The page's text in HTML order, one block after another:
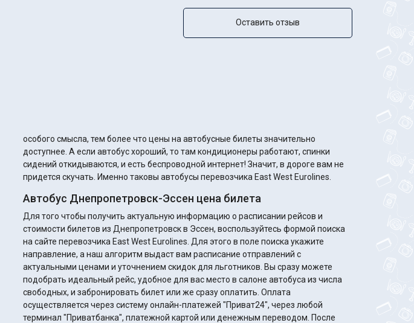
Оставить отзыв
особого смысла, тем более что цены на автобусные билеты значительно
доступнее. А если автобус хороший, то там кондиционеры работают, спинки
сидений откидываются, и есть беспроводной интернет! Значит, в дороге вам не
придется скучать. Именно таковы автобусы перевозчика East West Eurolines.
Автобус Днепропетровск-Эссен цена билета
Для того чтобы получить актуальную информацию о расписании рейсов и
стоимости билетов из Днепропетровск в Эссен, воспользуйтесь формой поиска
на сайте перевозчика East West Eurolines. Для этого в поле поиска укажите
направление, а наш алгоритм выдаст вам расписание отправлений с
актуальными ценами и уточнением скидок для льготников. Вы сразу можете
подобрать идеальный рейс, удобное для вас место в салоне автобуса из числа
свободных, и забронировать билет или же сразу оплатить. Оплата
осуществляется через систему онлайн-платежей "Приват24", через любой
терминал "Приватбанка", платежной картой или денежным переводом. После